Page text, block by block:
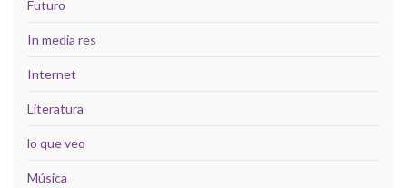
Futuro
In media res
Internet
Literatura
lo que veo
Música